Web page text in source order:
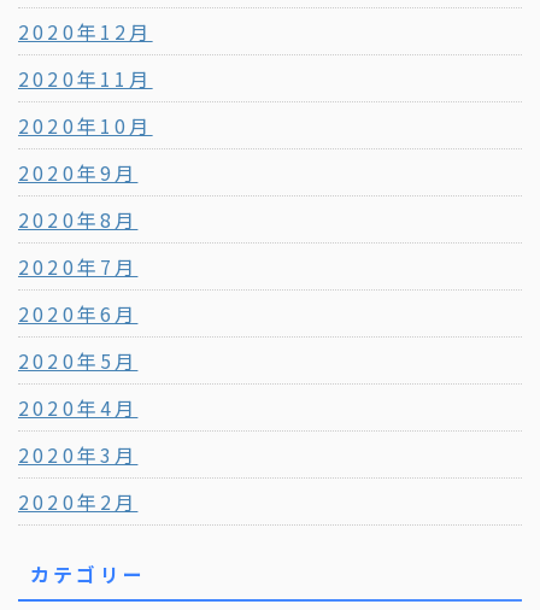
2020年12月
2020年11月
2020年10月
2020年9月
2020年8月
2020年7月
2020年6月
2020年5月
2020年4月
2020年3月
2020年2月
カテゴリー